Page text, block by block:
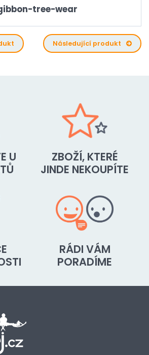
tree-wear
Následující produkt
U
ZBOŽÍ, KTERÉ
JINDE NEKOUPÍTE
RÁDI VÁM
PORADÍME